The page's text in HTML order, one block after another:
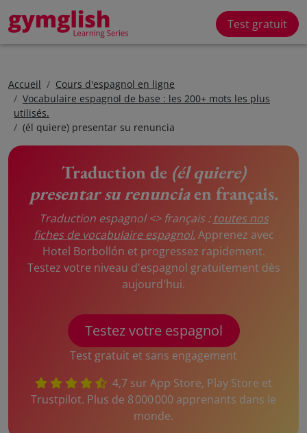
Test gratuit
Accueil
Cours d'espagnol en ligne
Vocabulaire espagnol de base : les 200+ mots les plus
utilisés.
(él quiere) presentar su renuncia
Traduction de (él quiere)
presentar su renunciaen français.
Traduction espagnol <> français : toutes nos
fiches de vocabulaire espagnol. Apprenez avec
Hotel Borbollón et progressez rapidement.
Testez votre niveau d'espagnol gratuitement dès
aujourd'hui.
Testez votre espagnol
Test gratuit et sans engagement
4,7 sur App Store, Play Store et
Trustpilot. Plus de 8 000 000 apprenants dans le
monde.